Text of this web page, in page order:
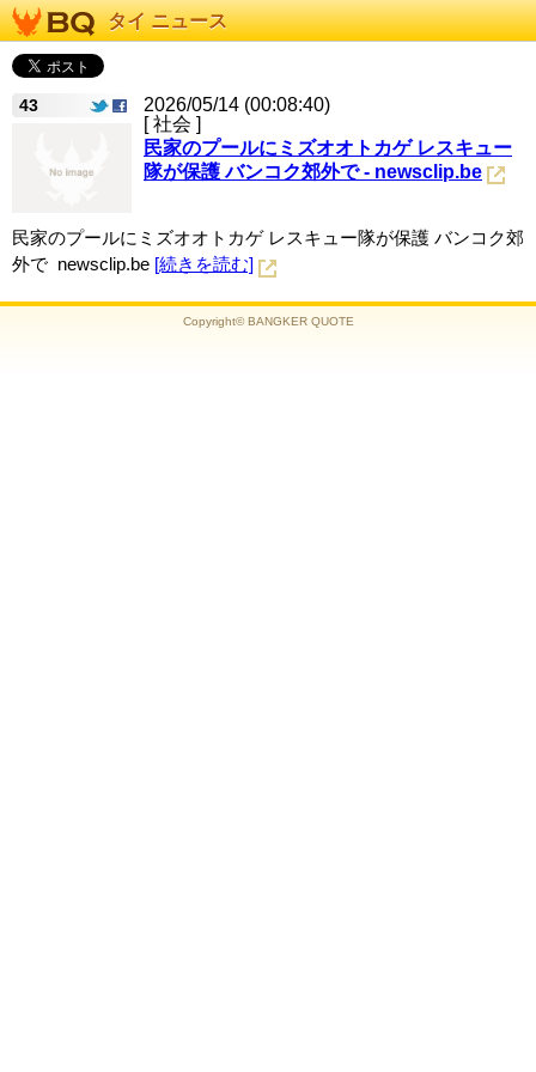
タイ ニュース
43
2026/05/14 (00:08:40)
[ 社会 ]
民家のプールにミズオオトカゲ レスキュー
隊が保護 バンコク郊外で - newsclip.be
民家のプールにミズオオトカゲ レスキュー隊が保護 バンコク郊
外で newsclip.be [続きを読む]
Copyright© BANGKER QUOTE